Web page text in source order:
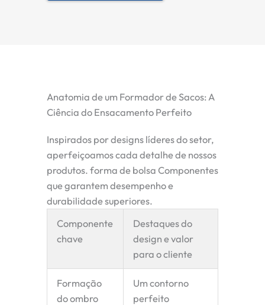
Anatomia de um Formador de Sacos: A
Ciência do Ensacamento Perfeito
Inspirados por designs líderes do setor,
aperfeiçoamos cada detalhe de nossos
produtos. forma de bolsa Componentes
que garantem desempenho e
durabilidade superiores.
Componente
chave
Destaques do
design e valor
para o cliente
Formação
do ombro
Um contorno
perfeito